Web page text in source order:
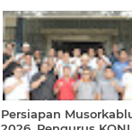
Persiapan